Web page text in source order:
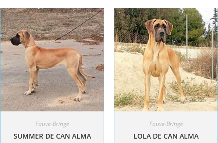
Fauve-Bringé
SUMMER DE CAN ALMA
Fauve-Bringé
LOLA DE CAN ALMA